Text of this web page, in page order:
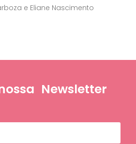
e Eliane Nascimento
Newsletter